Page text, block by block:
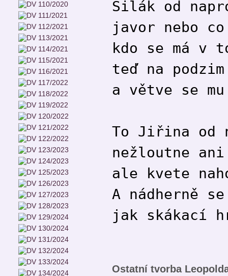
Silák od
javor nebo
kdo se má v
teď na
a větve se
To Jiřina od
nežloutne
ale kvete
A nádherně
jak skákací
Ostatní tvorba